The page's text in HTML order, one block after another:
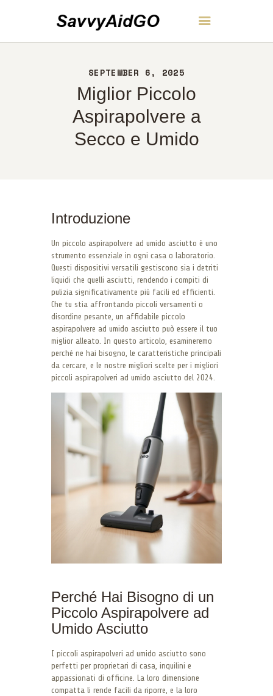
SEPTEMBER 6, 2025
Miglior Piccolo
Aspirapolvere a
Secco e Umido
SavvyAidGO
INFORMAZIONI
CONTATTI
POLITICA
ITALIANO
Introduzione
Un piccolo aspirapolvere ad umido asciutto è uno
strumento essenziale in ogni casa o laboratorio.
Questi dispositivi versatili gestiscono sia i detriti
liquidi che quelli asciutti, rendendo i compiti di
pulizia significativamente più facili ed efficienti.
Che tu stia affrontando piccoli versamenti o
disordine pesante, un affidabile piccolo
aspirapolvere ad umido asciutto può essere il tuo
miglior alleato. In questo articolo, esamineremo
perché ne hai bisogno, le caratteristiche principali
da cercare, e le nostre migliori scelte per i migliori
piccoli aspirapolveri ad umido asciutto del 2024.
Perché Hai Bisogno di un
Piccolo Aspirapolvere ad
Umido Asciutto
I piccoli aspirapolveri ad umido asciutto sono
perfetti per proprietari di casa, inquilini e
appassionati di officine. La loro dimensione
compatta li rende facili da riporre, e la loro